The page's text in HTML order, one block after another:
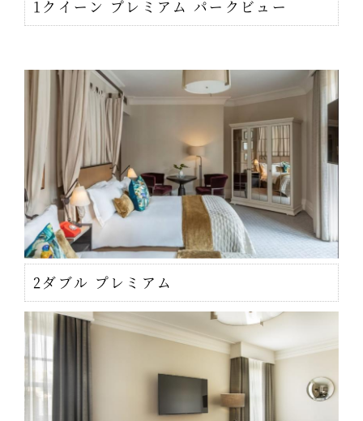
1クイーン プレミアム パークビュー
2ダブル プレミアム